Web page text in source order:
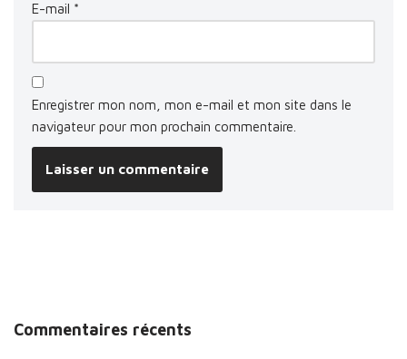
E-mail *
Enregistrer mon nom, mon e-mail et mon site dans le
navigateur pour mon prochain commentaire.
Commentaires récents